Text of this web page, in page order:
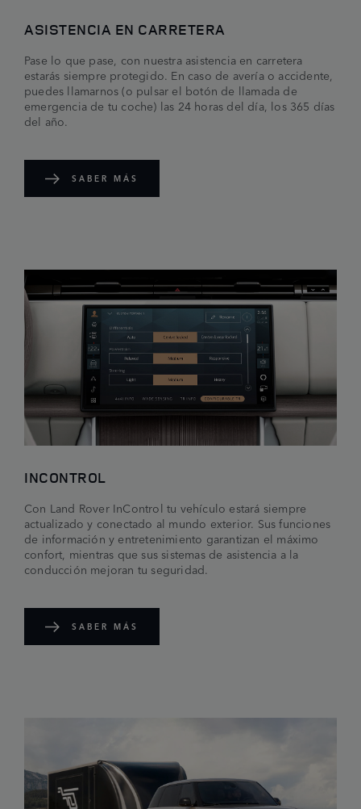
ASISTENCIA EN CARRETERA
Pase lo que pase, con nuestra asistencia en carretera
estarás siempre protegido. En caso de avería o accidente,
puedes llamarnos (o pulsar el botón de llamada de
emergencia de tu coche) las 24 horas del día, los 365 días
del año.
SABER MÁS
INCONTROL
Con Land Rover InControl tu vehículo estará siempre
actualizado y conectado al mundo exterior. Sus funciones
de información y entretenimiento garantizan el máximo
confort, mientras que sus sistemas de asistencia a la
conducción mejoran tu seguridad.
SABER MÁS